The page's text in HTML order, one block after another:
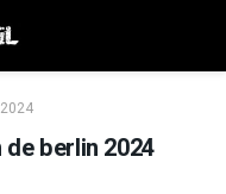
berlin 2024